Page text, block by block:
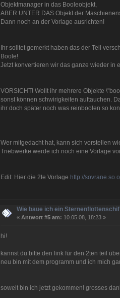
Objektmanager in das Booleobjekt,
ABER UNTER DAS Objekt der
Dann noch an der Vorlage ausrichten!
Ihr solltet gemerkt haben das der Teil
Boole!
Jetzt konvertieren wir das ganze wieder in
VORSICHT! Wollt ihr mehrere Objekte
sonst können schwirigkeiten auftauchen.
ihr doch später noch was reinboolen so
Wer mitgedacht hat, kann sich vorstellen
Triebwerke werde ich noch eine Vorlage
Edit: Hier die 2te Vorlage http://
Wie baue ich ein
« Antwort #5 am: 10.05.08, 18:23 »
hi!
kannst du bitte den link für den 2ten teil
neu bin mit dem programm und ich mich
soweit bin ich jetzt gekommen! grosses